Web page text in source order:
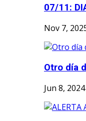
07/11:
Nov 7,
Otro día
Jun 8, 2024